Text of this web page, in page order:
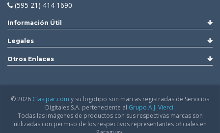
(595 21) 414 1690
Información Útil
Legales
Otros Enlaces
© 2026 Clasipar.com y su logotipo son marcas registradas de Servicios
Digitales S.A. perteneciente al Grupo A.J. Vierci.
Todas las imágenes de productos con sus respectivas marcas son
utilizadas con permiso de los respectivos representantes oficiales en